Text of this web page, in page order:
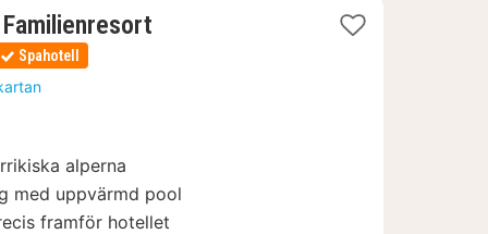
Spahotell
alperna
med uppvärmd pool
framför hotellet